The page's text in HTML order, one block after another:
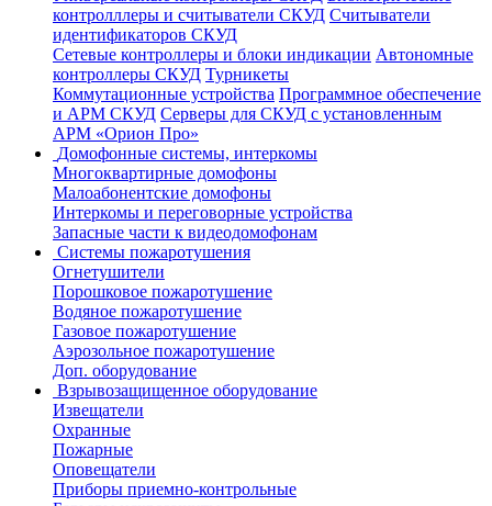
контролллеры и считыватели СКУД Считыватели
идентификаторов СКУД
Сетевые контроллеры и блоки индикации Автономные
контроллеры СКУД Турникеты
Коммутационные устройства Программное обеспечение
и АРМ СКУД Серверы для СКУД с установленным
АРМ «Орион Про»
Домофонные системы, интеркомы
Многоквартирные домофоны
Малоабонентские домофоны
Интеркомы и переговорные устройства
Запасные части к видеодомофонам
Системы пожаротушения
Огнетушители
Порошковое пожаротушение
Водяное пожаротушение
Газовое пожаротушение
Аэрозольное пожаротушение
Доп. оборудование
Взрывозащищенное оборудование
Извещатели
Охранные
Пожарные
Оповещатели
Приборы приемно-контрольные